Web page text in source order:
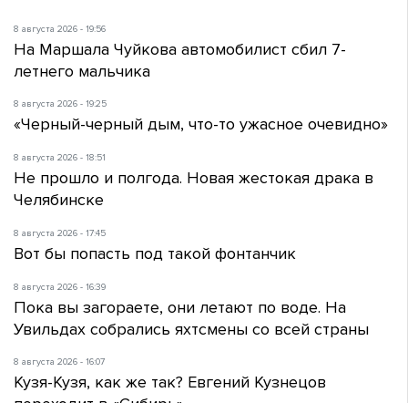
8 августа 2026 - 19:56
На Маршала Чуйкова автомобилист сбил 7-
летнего мальчика
8 августа 2026 - 19:25
«Черный-черный дым, что-то ужасное очевидно»
8 августа 2026 - 18:51
Не прошло и полгода. Новая жестокая драка в
Челябинске
8 августа 2026 - 17:45
Вот бы попасть под такой фонтанчик
8 августа 2026 - 16:39
Пока вы загораете, они летают по воде. На
Увильдах собрались яхтсмены со всей страны
8 августа 2026 - 16:07
Кузя-Кузя, как же так? Евгений Кузнецов